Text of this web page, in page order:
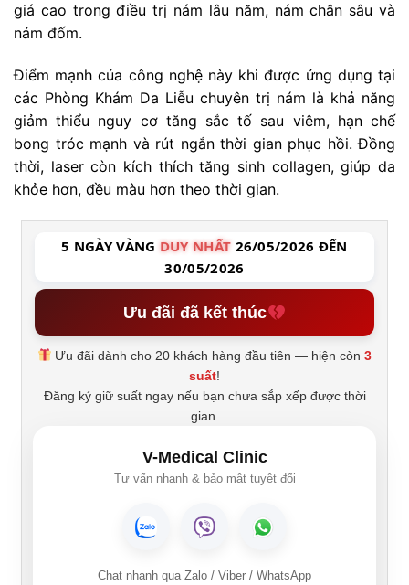
giá cao trong điều trị nám lâu năm, nám chân sâu và
nám đốm.
Điểm mạnh của công nghệ này khi được ứng dụng tại
các Phòng Khám Da Liễu chuyên trị nám là khả năng
giảm thiểu nguy cơ tăng sắc tố sau viêm, hạn chế
bong tróc mạnh và rút ngắn thời gian phục hồi. Đồng
thời, laser còn kích thích tăng sinh collagen, giúp da
khỏe hơn, đều màu hơn theo thời gian.
5 NGÀY VÀNG DUY NHẤT 26/05/2026 ĐẾN
30/05/2026
Ưu đãi đã kết thúc
Ưu đãi dành cho 20 khách hàng đầu tiên — hiện còn3
suất!
Đăng ký giữ suất ngay nếu bạn chưa sắp xếp được thời
gian.
V-Medical Clinic
Tư vấn nhanh & bảo mật tuyệt đối
Chat nhanh qua Zalo / Viber / WhatsApp